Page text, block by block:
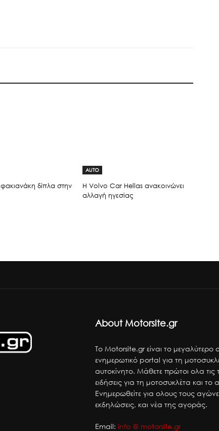
δίπλα στην
AUTO
H Volvo Car Hellas ανακοινώνει
αλλαγή ηγεσίας
About Motorsite.gr
Το Motorsite.gr είναι το μεγαλύτερο
ενημερωτικό portal για τη
αυτοκίνητο. Μάθετε πρώτοι ολα τις
ειδήσεις για τη μοτοσυκλέτα και το
Ενημερωθείτε για ολους τους
εκδηλώσεις, και νέα της αγοράς.
Email:info @ motorsite.gr